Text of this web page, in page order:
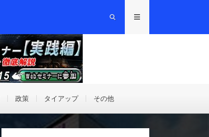
政策 タイアップ その他